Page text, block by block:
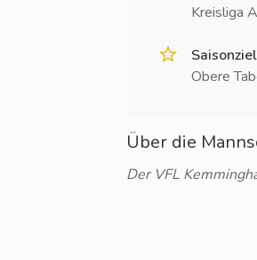
Kreisliga A
Saisonziel
Obere
Über die
Der VFL